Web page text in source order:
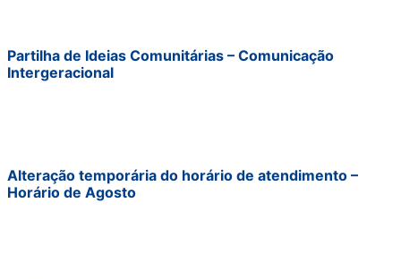
Partilha de Ideias Comunitárias – Comunicação
Intergeracional
Alteração temporária do horário de atendimento –
Horário de Agosto